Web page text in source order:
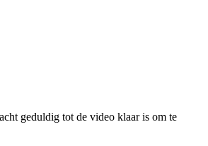
geduldig tot de video klaar is om te